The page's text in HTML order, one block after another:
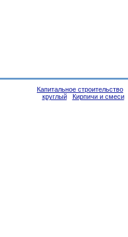
Капитальное строительство
круглый
Кирпичи и смеси